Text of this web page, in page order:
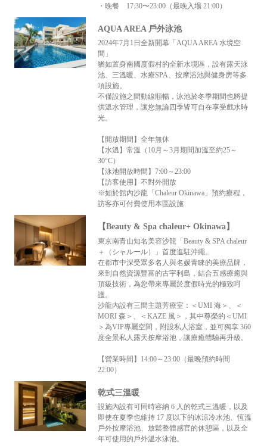
・晚餐 17:30〜23:00（最晚入場 21:00）
AQUA AREA 戶外泳池
2024年7月1日全新開幕「AQUA AREA 水境空
間」
猶如置身南國度假村的全新水境區，設有露天泳
池、三溫暖、水療SPA、按摩浴池與健身房等多
項設施。
不僅設施之間動線順暢，泳池於冬季期間也將提
供溫水管理，讓您無論四季皆可自在享受戲水時
光。
【開放期間】全年無休
【水溫】常溫（10月～3月期間加溫至約25～
30°C）
【泳池開放時間】7:00～23:00
【訪客使用】不對外開放
※如於館內沙龍「Chaleur Okinawa」預約療程，
訪客亦可付費使用本區設施
【Beauty & Spa chaleur+ Okinawa】
東京南青山知名美容沙龍「Beauty & SPA chaleur
＋（シャルール）」首度進駐沖繩。
在都市中深受眾多名人與名媛青睞的美療品牌，
來到自然資源豐富的古宇利島，結合五感療癒與
頂級技術，為您帶來專屬於度假時光的極致呵
護。
沙龍內設有三間主題芳療室：＜UMI 海＞、＜
MORI 森＞、＜KAZE 風＞，其中尊榮的＜UMI
＞為VIP專屬空間，附設私人浴室，並可獨享 360
度全景私人露天按摩浴池，讓療癒體驗再升級。
【營業時間】14:00～23:00（最晚預約時間
22:00）
乾式三溫暖
設施內設有可同時容納 6 人的乾式三溫暖，以及
即使在夏季也維持 17 度以下的冰涼冷水池、恆溫
戶外按摩浴池、放鬆整體感官的休憩區，以及全
年可使用的戶外溫水泳池。